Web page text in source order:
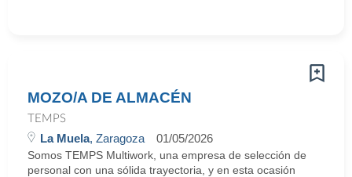
MOZO/A DE ALMACÉN
TEMPS
La Muela, Zaragoza 01/05/2026
Somos TEMPS Multiwork, una empresa de selección de
personal con una sólida trayectoria, y en esta ocasión